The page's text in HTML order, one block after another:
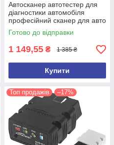
Автосканер автотестер для
діагностики автомобіля
професійний сканер для авто
OBDII/EOBD Konnwei KW808
Готово до відправки
1 149,55 ₴ 1 385 ₴
Купити
Топ продажів –17%